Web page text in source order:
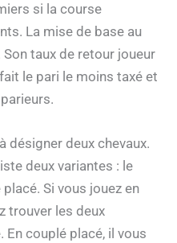
si la course
La mise de base au
taux de retour joueur
le pari le moins taxé et
désigner deux chevaux.
deux variantes : le
Si vous jouez en
trouver les deux
En couplé placé, il vous